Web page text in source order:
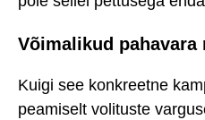
Võimalikud pahavara
Kuigi see konkreetne
peamiselt volituste